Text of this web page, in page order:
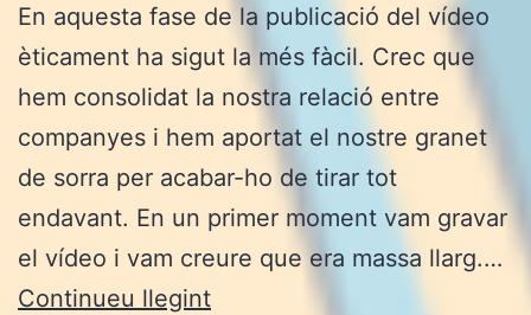
En aquesta fase de la publicació del vídeo
èticament ha sigut la més fàcil. Crec que
hem consolidat la nostra relació entre
companyes i hem aportat el nostre granet
de sorra per acabar-ho de tirar tot
endavant. En un primer moment vam gravar
el vídeo i vam creure que era massa llarg.…
Continueu llegintFASE